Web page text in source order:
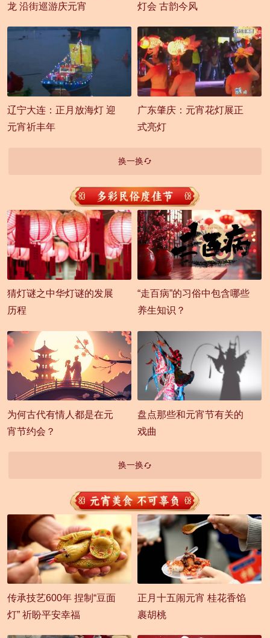
龙 沿街巡游庆元宵
灯会 古韵今风
辽宁大连：正月放海灯 迎
元宵祈丰年
广东肇庆：元宵花灯展正
式亮灯
换一换
猜灯谜之中华灯谜的发展
历程
“走百病”的习俗中包含哪些
养生知识？
为何古代有情人都是在元
宵节约会？
盘点那些和元宵节有关的
戏曲
换一换
传承技艺600年 捏制“豆面
灯” 祈盼平安幸福
正月十五闹元宵 桂花香馅
裹胡桃